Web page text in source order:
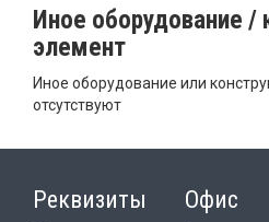
Иное оборудование /
элемент
Иное оборудование или
отсутствуют
Реквизиты Офис